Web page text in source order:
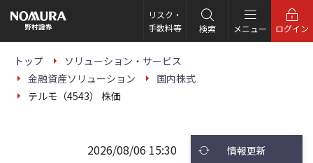
の
ー
リスク・
手数料等
検索 メニュー ログイン
トップ
ソリューション・サービス
金融資産ソリューション
国内株式
テルモ（4543） 株価
2026/08/06 15:30 情報更新